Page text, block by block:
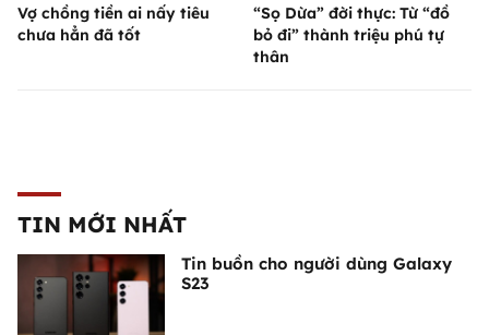
Vợ chồng tiền ai nấy tiêu
chưa hẳn đã tốt
“Sọ Dừa” đời thực: Từ “đồ
bỏ đi” thành triệu phú tự
thân
TIN MỚI NHẤT
Tin buồn cho người dùng Galaxy
S23